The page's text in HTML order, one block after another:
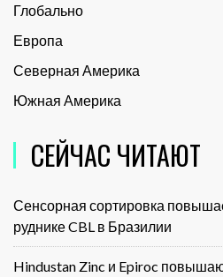
Глобально
Европа
Северная Америка
Южная Америка
СЕЙЧАС ЧИТАЮТ
Сенсорная сортировка
руднике CBL в Бразилии
Hindustan Zinc и Epiroc